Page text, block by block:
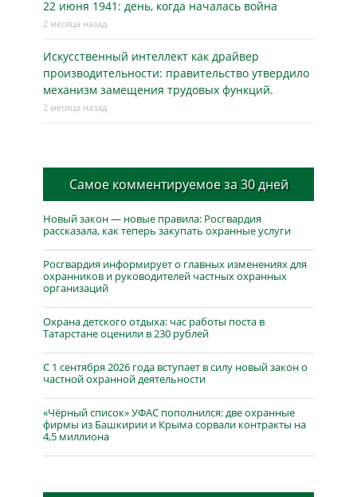
22 июня 1941: день, когда началась война
2 месяца назад
Искусственный интеллект как драйвер
производительности: правительство утвердило
механизм замещения трудовых функций.
2 месяца назад
Самое комментируемое за 30 дней
Новый закон — новые правила: Росгвардия
рассказала, как теперь закупать охранные услуги
Росгвардия информирует о главных изменениях для
охранников и руководителей частных охранных
организаций
Охрана детского отдыха: час работы поста в
Татарстане оценили в 230 рублей
С 1 сентября 2026 года вступает в силу новый закон о
частной охранной деятельности
«Чёрный список» УФАС пополнился: две охранные
фирмы из Башкирии и Крыма сорвали контракты на
4,5 миллиона